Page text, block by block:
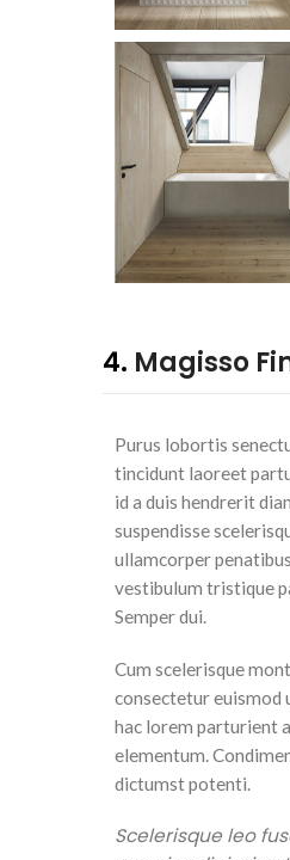
4. Magisso
Purus lobortis
tincidunt laoreet
id a duis hendrerit
suspendisse
ullamcorper
vestibulum tristique
Semper dui.
Cum scelerisque
consectetur euismod
hac lorem parturient
elementum.
dictumst potenti.
Scelerisque leo